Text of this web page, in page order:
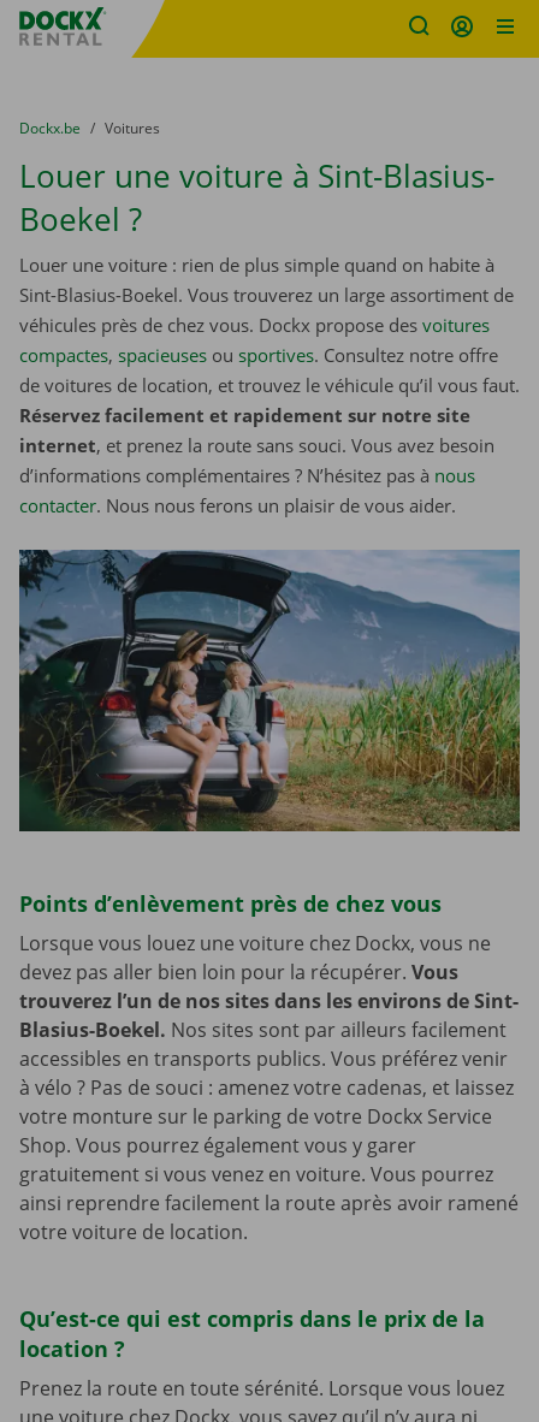
sitename
You are here:
du
Dockx.be to
Voitures
Louer une voiture à Sint-Blasius-
Boekel ?
Louer une voiture : rien de plus simple quand on habite à
Sint-Blasius-Boekel. Vous trouverez un large assortiment de
véhicules près de chez vous. Dockx propose des voitures
compactes, spacieuses ou sportives. Consultez notre offre
de voitures de location, et trouvez le véhicule qu’il vous faut.
Réservez facilement et rapidement sur notre site
internet, et prenez la route sans souci. Vous avez besoin
d’informations complémentaires ? N’hésitez pas à nous
contacter. Nous nous ferons un plaisir de vous aider.
Points d’enlèvement près de chez vous
Lorsque vous louez une voiture chez Dockx, vous ne
devez pas aller bien loin pour la récupérer. Vous
trouverez l’un de nos sites dans les environs de Sint-
Blasius-Boekel. Nos sites sont par ailleurs facilement
accessibles en transports publics. Vous préférez venir
à vélo ? Pas de souci : amenez votre cadenas, et laissez
votre monture sur le parking de votre Dockx Service
Shop. Vous pourrez également vous y garer
gratuitement si vous venez en voiture. Vous pourrez
ainsi reprendre facilement la route après avoir ramené
votre voiture de location.
Qu’est-ce qui est compris dans le prix de la
location ?
Prenez la route en toute sérénité. Lorsque vous louez